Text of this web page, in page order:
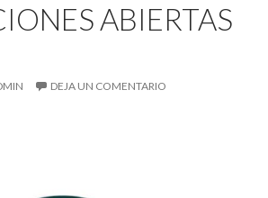
ABIERTAS
DEJA UN COMENTARIO